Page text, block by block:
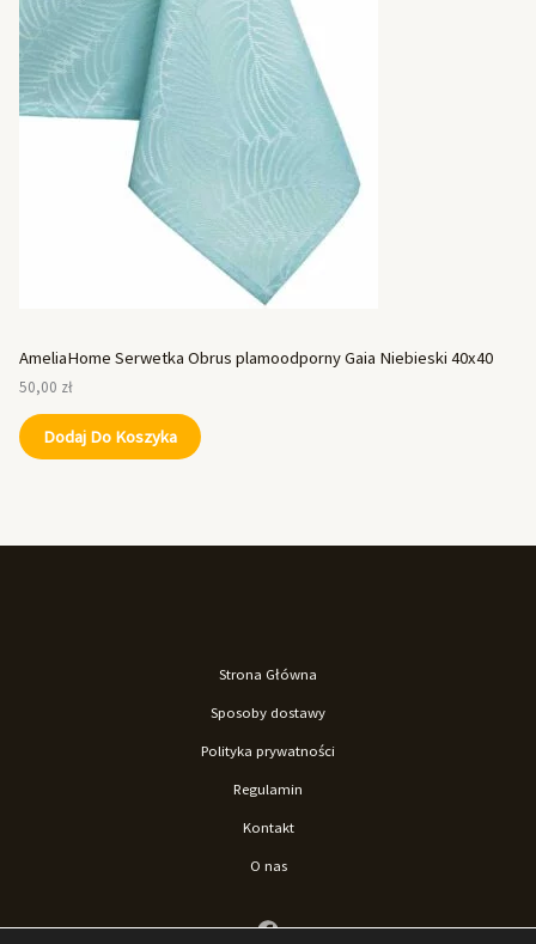
AmeliaHome Serwetka Obrus plamoodporny Gaia Niebieski 40x40
50,00 zł
Dodaj Do Koszyka
Strona Główna
Sposoby dostawy
Polityka prywatności
Regulamin
Kontakt
O nas